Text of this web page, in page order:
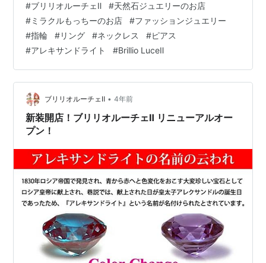
メラルド 5月誕生石 エメラルド ネックレス オープンハー
ト18金 ホワイトゴールド K18【今だけ代引手数料無料】
posted with 横浜総合通販 SUEHIRO ネックレス レディ
ー…
#ブリリオルーチェⅡ #天然石ジュエリーのお店
#ミラクルもっちーのお店 #ファッションジュエリー
#指輪 #リング #ネックレス #ピアス
#アレキサンドライト #Brillio LuceⅡ
ブリリオルーチェⅡ • 4年前
新装開店！ブリリオルーチェⅡ リニューアルオー
プン！